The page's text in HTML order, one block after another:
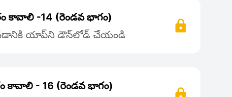
కావాలి -14 (రెండవ భాగం)
యాప్‌ని డౌన్‌లోడ్ చేయండి
కావాలి - 16 (రెండవ భాగం)